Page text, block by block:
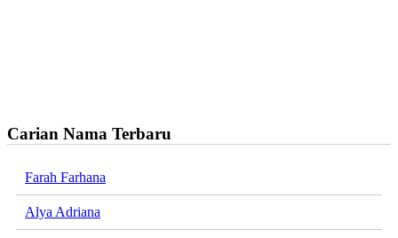
Carian Nama Terbaru
Farah Farhana
Alya Adriana